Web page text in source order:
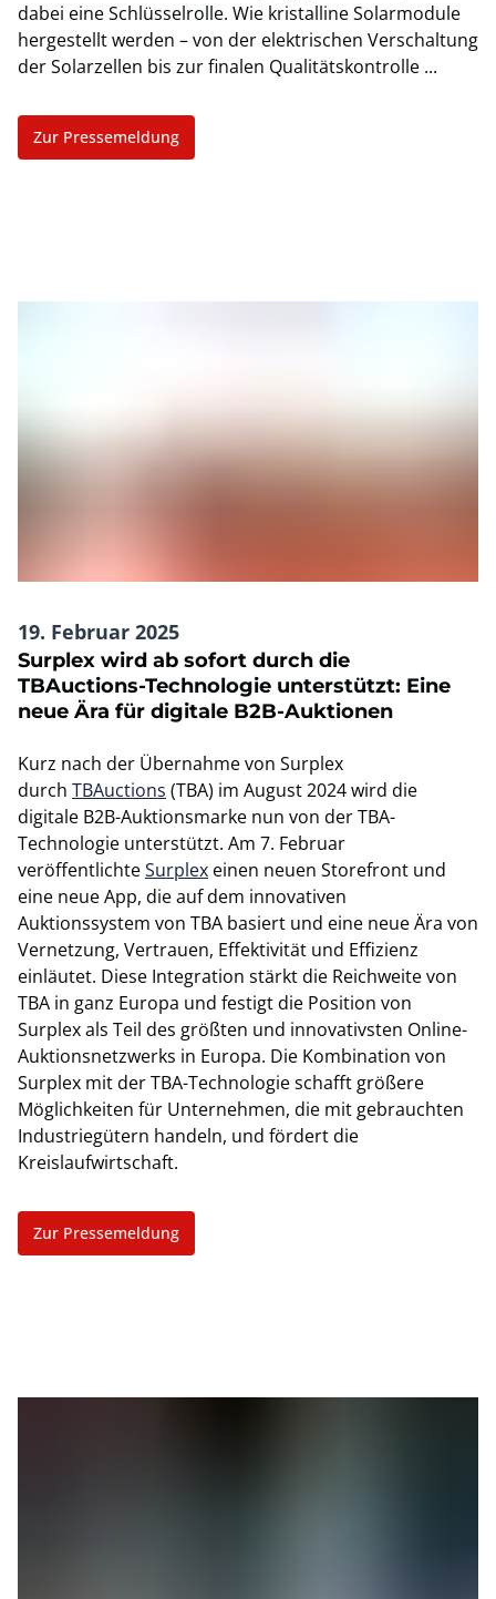
dabei eine Schlüsselrolle. Wie kristalline Solarmodule
hergestellt werden – von der elektrischen Verschaltung
der Solarzellen bis zur finalen Qualitätskontrolle ...
Zur Pressemeldung
19. Februar 2025
Surplex wird ab sofort durch die
TBAuctions-Technologie unterstützt: Eine
neue Ära für digitale B2B-Auktionen
Kurz nach der Übernahme von Surplex
durch TBAuctions (TBA) im August 2024 wird die
digitale B2B-Auktionsmarke nun von der TBA-
Technologie unterstützt. Am 7. Februar
veröffentlichteSurplex einen neuen Storefront und
eine neue App, die auf dem innovativen
Auktionssystem von TBA basiert und eine neue Ära von
Vernetzung, Vertrauen, Effektivität und Effizienz
einläutet. Diese Integration stärkt die Reichweite von
TBA in ganz Europa und festigt die Position von
Surplex als Teil des größten und innovativsten Online-
Auktionsnetzwerks in Europa. Die Kombination von
Surplex mit der TBA-Technologie schafft größere
Möglichkeiten für Unternehmen, die mit gebrauchten
Industriegütern handeln, und fördert die
Kreislaufwirtschaft.
Zur Pressemeldung